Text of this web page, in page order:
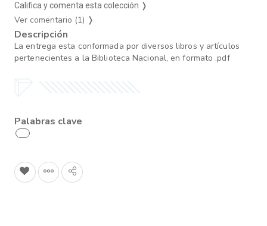
Califica y comenta esta colección ❭
Ver comentario (1) ❭
Descripción
La entrega esta conformada por diversos libros y artículos
pertenecientes a la Biblioteca Nacional, en formato .pdf
Palabras clave